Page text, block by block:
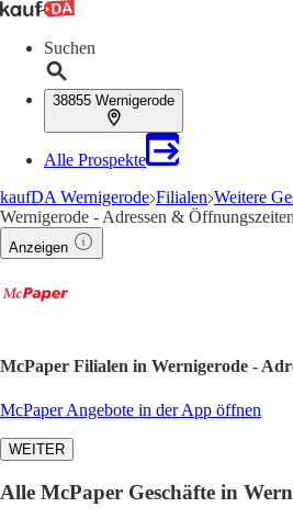
Suchen
38855 Wernigerode
Alle Prospekte
kaufDA Wernigerode Filialen Weitere
Wernigerode - Adressen & Öffnungszeiten
Anzeigen
McPaper Filialen in Wernigerode -
McPaper Angebote in der App öffnen
WEITER
Alle McPaper Geschäfte in